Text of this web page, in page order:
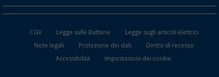
FAQ e Contatti
Mobili per il Campeggio
CGV Legge sulle Batterie
Legge sugli articoli elettrici
Note legali
Protezione dei dati
Diritto di recesso
Accessibilità
Impostazioni dei cookie